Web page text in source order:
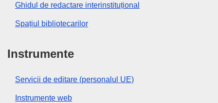
Ghidul de redactare interinstituțional
Spațiul bibliotecarilor
Instrumente
Servicii de editare (personalul UE)
Instrumente web